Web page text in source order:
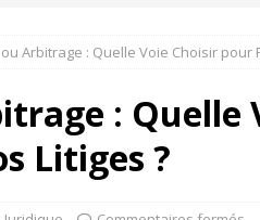
une plateforme à la pointe pour
les avocats succession Paris sont
circonstanciés : exemples pratiques
Arbitrage : Quelle Voie Choisir pour
: Quelle
Litiges ?